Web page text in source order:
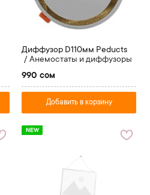
Диффузор D110мм Peducts
Анемостаты и диффузоры
990 сом
Добавить в корзину
NEW